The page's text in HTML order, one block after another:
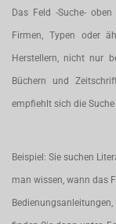
Das Feld -Suche-
Firmen, Typen oder
Herstellern, nicht nur
Büchern und
empfiehlt sich die
Beispiel: Sie suchen
man wissen, wann das